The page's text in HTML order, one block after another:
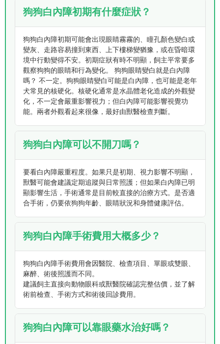
狗狗白內障初期有什麼症狀？
狗狗白內障初期可能會出現眼睛霧霧的、瞳孔顏色變白或
變灰、走路容易撞到東西、上下樓梯變猶豫，或在昏暗環
境中行動變得不安。初期症狀有時不明顯，飼主平常要多
觀察狗狗的眼睛和行為變化。 狗狗眼睛變白就是白內障
嗎？ 不一定。狗狗眼睛變白可能是白內障，也可能是老年
犬常見的核硬化。核硬化通常是水晶體老化造成的外觀變
化，不一定會嚴重影響視力；但白內障可能影響視覺功
能。兩者外觀看起來很像，最好由獸醫檢查判斷。
狗狗白內障可以不開刀嗎？
要看白內障嚴重程度。如果只是初期、視力影響不明顯，
獸醫可能會建議定期追蹤與日常照護；但如果白內障已明
顯影響生活，手術通常是目前較直接的治療方式。是否適
合手術，仍要依狗狗年齡、眼睛狀況和身體健康評估。
狗狗白內障手術費用大概多少？
狗狗白內障手術費用會因醫院、檢查項目、單眼或雙眼、
麻醉、術後照護而不同。
建議飼主直接向動物眼科或獸醫院確認完整估價，並了解
術前檢查、手術方式和術後回診費用。
狗狗白內障可以靠眼藥水治好嗎？